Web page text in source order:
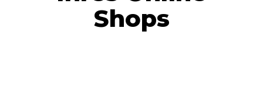
Shops